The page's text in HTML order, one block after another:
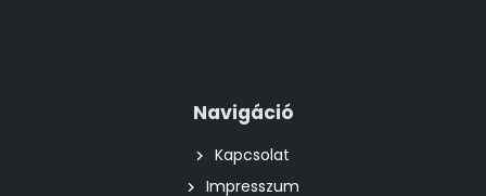
Navigáció
Kapcsolat
Impresszum